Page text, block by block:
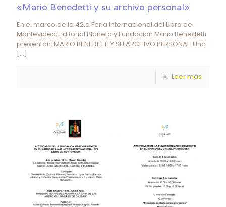
«Mario Benedetti y su archivo personal»
En el marco de la 42.a Feria Internacional del Libro de
Montevideo, Editorial Planeta y Fundación Mario Benedetti
presentan: MARIO BENEDETTI Y SU ARCHIVO PERSONAL. Una
[…]
Leer más